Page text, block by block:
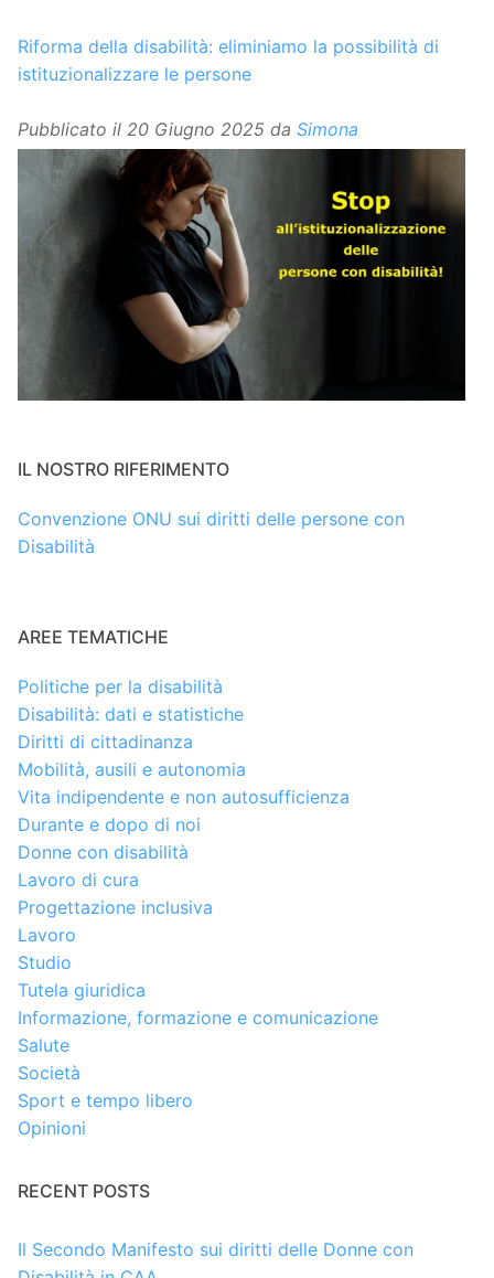
Riforma della disabilità: eliminiamo la possibilità di
istituzionalizzare le persone
Pubblicato il 20 Giugno 2025 da Simona
IL NOSTRO RIFERIMENTO
Convenzione ONU sui diritti delle persone con
Disabilità
AREE TEMATICHE
Politiche per la disabilità
Disabilità: dati e statistiche
Diritti di cittadinanza
Mobilità, ausili e autonomia
Vita indipendente e non autosufficienza
Durante e dopo di noi
Donne con disabilità
Lavoro di cura
Progettazione inclusiva
Lavoro
Studio
Tutela giuridica
Informazione, formazione e comunicazione
Salute
Società
Sport e tempo libero
Opinioni
RECENT POSTS
Il Secondo Manifesto sui diritti delle Donne con